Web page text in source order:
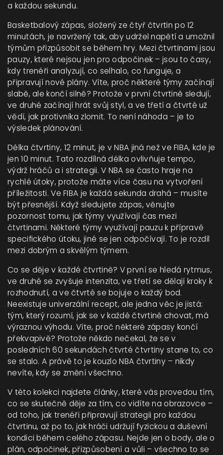
a každou sekundu.
Basketbalový zápas,složený ze čtyř čtvrtin po 12
minutách, je navržený tak, aby udržel napětí a umožnil
týmům přizpůsobit se během hry. Mezi čtvrtinami jsou
pauzy, které nejsou jen pro odpočinek – jsou to časy,
kdy trenéři analyzují, co selhalo, co funguje, a
připravují nové plány. Víte, proč některé týmy začínají
slabě, ale končí silně? Protože v první čtvrtině sledují,
ve druhé začínají hrát svůj styl, a ve třetí a čtvrté už
vědí, jak protivníka zlomit. To není náhoda – je to
výsledek plánování.
Délka čtvrtiny, 12 minut, je v NBA jiná než ve FIBA, kde je
jen 10 minut. Tato rozdílná délka ovlivňuje tempo,
výdrž hráčů a i strategii. V NBA se často hraje na
rychlé útoky, protože máte více času na vytvoření
příležitosti. Ve FIBA je každá sekunda drahá – musíte
být přesnější. Když sledujete zápas, věnujte
pozornost tomu, jak týmy využívají čas mezi
čtvrtinami. Některé týmy využívají pauzu k přípravě
specifického útoku, jiné se jen odpočívají. To je rozdíl
mezi dobrým a skvělým týmem.
Co se děje v každé čtvrtině? V první se hledá rytmus,
ve druhé se zvyšuje intenzita, ve třetí se dělají kroky k
rozhodnutí, a ve čtvrté se bojuje o každý bod.
Neexistuje univerzální recept, ale jedna věc je jistá:
tým, který rozumí, jak se v každé čtvrtině chovat, má
výraznou výhodu. Víte, proč některé zápasy končí
překvapivě? Protože někdo nečekal, že se v
posledních 60 sekundách čtvrté čtvrtiny stane to, co
se stalo. A právě to je kouzlo NBA čtvrtiny – nikdy
nevíte, kdy se změní všechno.
V této kolekci najdete články, které vás provedou tím,
co se skutečně děje za tím, co vidíte na obrazovce –
od toho, jak trenéři připravují strategii pro každou
čtvrtinu, až po to, jak hráči udržují fyzickou a duševní
kondici během celého zápasu. Nejde jen o body, ale o
plán, odpočinek, přizpůsobení a vůli – všechno to se